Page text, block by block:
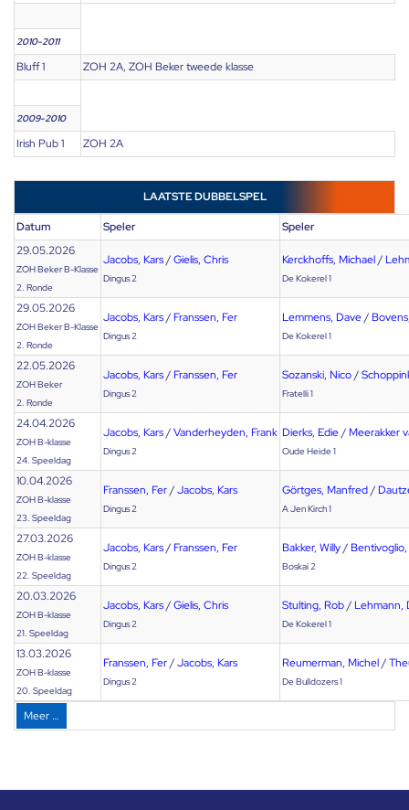
2010-2011
Bluff 1 ZOH 2A, ZOH Beker tweede klasse
2009-2010
Irish Pub 1 ZOH 2A
LAATSTE DUBBELSPEL
Datum Speler
Speler
29.05.2026
ZOH Beker B-Klasse
2. Ronde
Jacobs, Kars/Gielis, Chris
Dingus 2
Kerckhoffs, Michael/
De Kokerel 1
29.05.2026
ZOH Beker B-Klasse
2. Ronde
Jacobs, Kars/ Franssen, Fer
Dingus 2
Lemmens, Dave/
De Kokerel 1
22.05.2026
ZOH Beker
2. Ronde
Jacobs, Kars/ Franssen, Fer
Dingus 2
Sozanski, Nico/
Fratelli 1
24.04.2026
ZOH B-klasse
24. Speeldag
Jacobs, Kars/Vanderheyden, Frank
Dingus 2
Dierks, Edie/ Meerakker
Oude Heide 1
10.04.2026
ZOH B-klasse
23. Speeldag
Franssen, Fer/Jacobs, Kars
Dingus 2
Görtges, Manfred/
A Jen Kirch 1
27.03.2026
ZOH B-klasse
22. Speeldag
Jacobs, Kars/ Franssen, Fer
Dingus 2
Bakker, Willy/
Boskai 2
20.03.2026
ZOH B-klasse
21. Speeldag
Jacobs, Kars/Gielis, Chris
Dingus 2
Stulting, Rob/ Lehmann,
De Kokerel 1
13.03.2026
ZOH B-klasse
20. Speeldag
Franssen, Fer/Jacobs, Kars
Dingus 2
Reumerman, Michel/
De Bulldozers 1
Meer …